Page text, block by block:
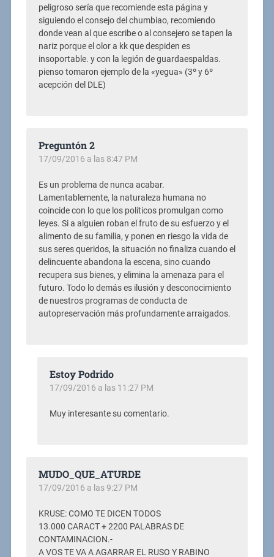
peligroso sería que recomiende esta página y
siguiendo el consejo del chumbiao, recomiendo
donde vean al que escribe o al consejero se tapen la
nariz porque el olor a kk que despiden es
insoportable. y con la legión de guardaespaldas.
pienso tomaron ejemplo de la «yegua» (3º y 6º
acepción del DLE)
Preguntón 2
17/09/2016 a las 8:47 PM
Es un problema de nunca acabar.
Lamentablemente, la naturaleza humana no
coincide con lo que los políticos promulgan como
leyes. Si a alguien roban el fruto de su esfuerzo y el
alimento de su familia, y ponen en riesgo la vida de
sus seres queridos, la situación no finaliza cuando el
delincuente abandona la escena, sino cuando
recupera sus bienes, y elimina la amenaza para el
futuro. Todo lo demás es ilusión y desconocimiento
de nuestros programas de conducta de
autopreservación más profundamente arraigados.
Estoy Podrido
17/09/2016 a las 11:27 PM
Muy interesante su comentario.
MUDO_QUE_ATURDE
17/09/2016 a las 9:27 PM
KRUSE: COMO TE DICEN TODOS
13.000 CARACT + 2200 PALABRAS DE
CONTAMINACION.-
A VOS TE VA A AGARRAR EL RUSO Y RABINO